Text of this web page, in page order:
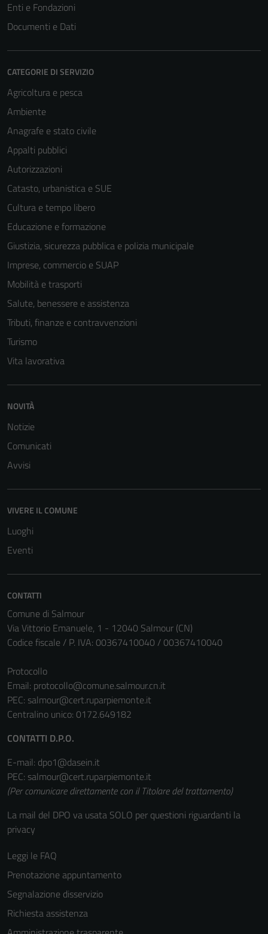
Enti e Fondazioni
Documenti e Dati
CATEGORIE DI SERVIZIO
Agricoltura e pesca
Ambiente
Anagrafe e stato civile
Appalti pubblici
Autorizzazioni
Catasto, urbanistica e SUE
Cultura e tempo libero
Educazione e formazione
Giustizia, sicurezza pubblica e polizia municipale
Imprese, commercio e SUAP
Mobilità e trasporti
Salute, benessere e assistenza
Tributi, finanze e contravvenzioni
Turismo
Vita lavorativa
NOVITÀ
Notizie
Comunicati
Avvisi
VIVERE IL COMUNE
Luoghi
Eventi
CONTATTI
Comune di Salmour
Via Vittorio Emanuele, 1 - 12040 Salmour (CN)
Codice fiscale / P. IVA: 00367410040 / 00367410040
Protocollo
Email: protocollo@comune.salmour.cn.it
PEC: salmour@cert.ruparpiemonte.it
Centralino unico: 0172.649182
CONTATTI D.P.O.
E-mail: dpo1@dasein.it
PEC: salmour@cert.ruparpiemonte.it
(Per comunicare direttamente con il Titolare del trattamento)
La mail del DPO va usata SOLO per questioni riguardanti la
privacy
Leggi le FAQ
Prenotazione appuntamento
Segnalazione disservizio
Richiesta assistenza
Questi cookie